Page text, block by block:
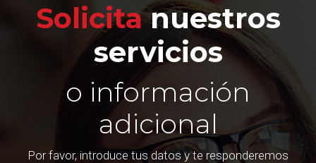
Solicitanuestros
servicios
o información
adicional
Por favor, introduce tus datos y te responderemos